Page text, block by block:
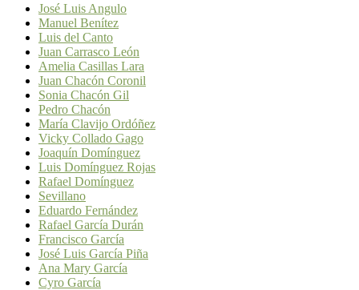
José Luis Angulo
Manuel Benítez
Luis del Canto
Juan Carrasco León
Amelia Casillas Lara
Juan Chacón Coronil
Sonia Chacón Gil
Pedro Chacón
María Clavijo Ordóñez
Vicky Collado Gago
Joaquín Domínguez
Luis Domínguez Rojas
Rafael Domínguez
Sevillano
Eduardo Fernández
Rafael García Durán
Francisco García
José Luis García Piña
Ana Mary García
Cyro García